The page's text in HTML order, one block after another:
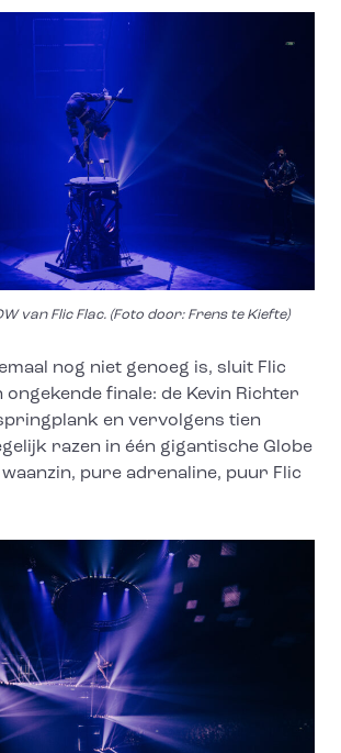
van Flic Flac. (Foto door: Frens te Kiefte)
nog niet genoeg is, sluit Flic
ongekende finale: de Kevin Richter
en vervolgens tien
razen in één gigantische Globe
pure adrenaline, puur Flic